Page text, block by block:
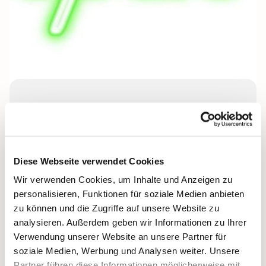
Diese Webseite verwendet Cookies
Wir verwenden Cookies, um Inhalte und Anzeigen zu
personalisieren, Funktionen für soziale Medien anbieten
zu können und die Zugriffe auf unsere Website zu
analysieren. Außerdem geben wir Informationen zu Ihrer
Verwendung unserer Website an unsere Partner für
soziale Medien, Werbung und Analysen weiter. Unsere
Montag, 1. März 2027, 17:00 - 18:30
Lichtenplatzer Kapelle
Leitung: Cosima Bockmühl